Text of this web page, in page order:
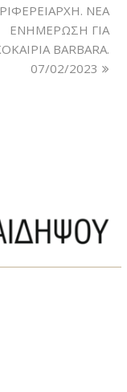
ΝΕΑ
ΕΝΗΜΕΡΩΣΗ ΓΙΑ
BARBARA.
07/02/2023